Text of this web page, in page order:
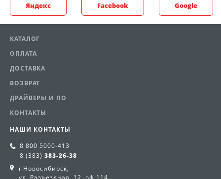
Яндекс Facebook Google
КАТАЛОГ
ОПЛАТА
ДОСТАВКА
ВОЗВРАТ
ДРАЙВЕРЫ И ПО
КОНТАКТЫ
НАШИ КОНТАКТЫ
8 800 5000-413
8 (383) 383-26-38
г.Новосибирск,
ул. Разъездная, 12, оф.114